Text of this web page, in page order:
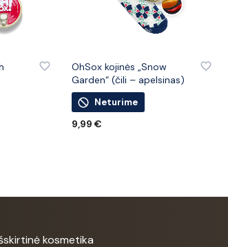
OhSox kojinės „Snow
Garden“ (čili – apelsinas)
Neturime
9,99 €
kosmetika